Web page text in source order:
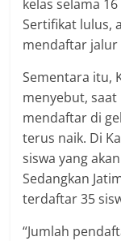
kelas selama
Sertifikat lulus,
mendaftar jalur
Sementara itu,
menyebut, saat
mendaftar di
terus naik. Di
siswa yang
Sedangkan
terdaftar 35
“Jumlah